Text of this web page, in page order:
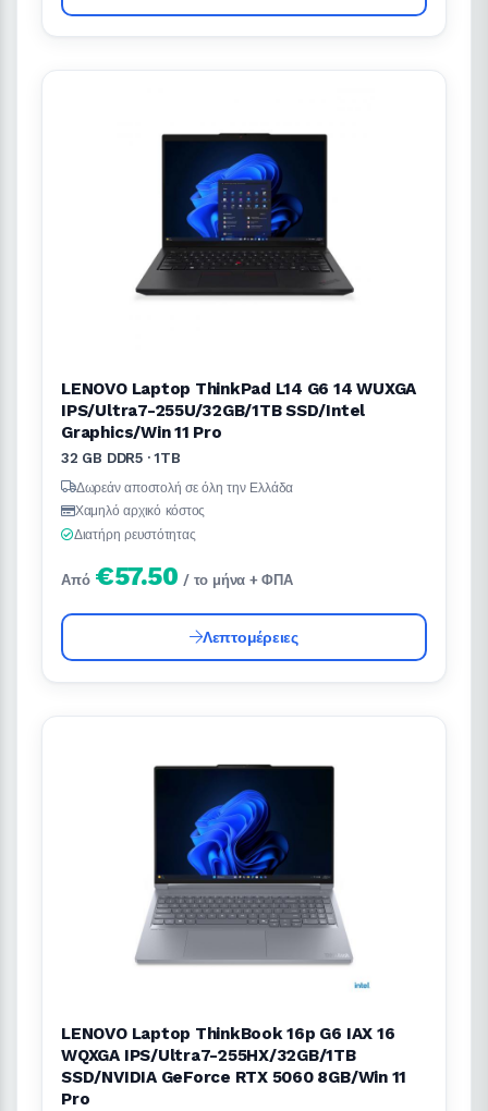
LENOVO Laptop ThinkPad L14 G6 14 WUXGA
IPS/Ultra7-255U/32GB/1TB SSD/Intel
Graphics/Win 11 Pro
32 GB DDR5 · 1TB
Δωρεάν αποστολή σε όλη την Ελλάδα
Χαμηλό αρχικό κόστος
Διατήρη ρευστότητας
Από €57.50 / το μήνα + ΦΠΑ
Λεπτομέρειες
LENOVO Laptop ThinkBook 16p G6 IAX 16
WQXGA IPS/Ultra7-255HX/32GB/1TB
SSD/NVIDIA GeForce RTX 5060 8GB/Win 11
Pro